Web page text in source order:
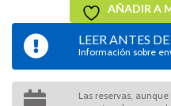
AÑADIR A
LEER ANTES
Información sobre
Las reservas,